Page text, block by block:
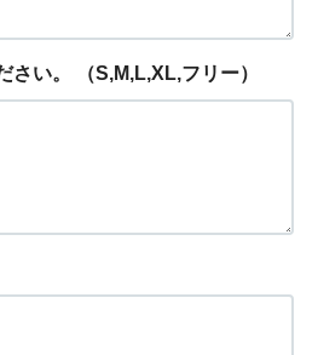
さい。 （S,M,L,XL,フリー）